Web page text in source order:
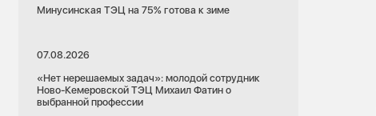
Минусинская ТЭЦ на 75% готова к зиме
07.08.2026
«Нет нерешаемых задач»: молодой сотрудник
Ново-Кемеровской ТЭЦ Михаил Фатин о
выбранной профессии